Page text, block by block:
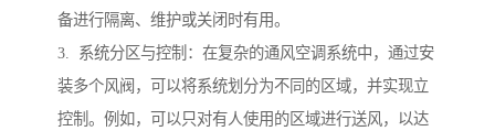
备进行隔离、维护或关闭时有用。
3. 系统分区与控制：在复杂的通风空调系统中，通过安
装多个风阀，可以将系统划分为不同的区域，并实现立
控制。例如，可以只对有人使用的区域进行送风，以达